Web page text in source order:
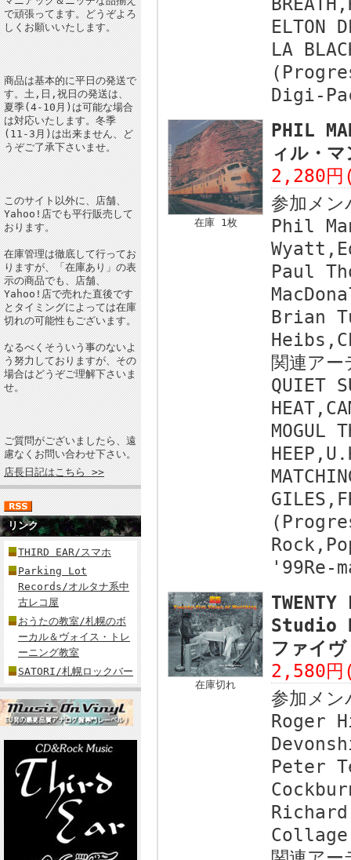
で頑張ってます。どうぞよろ
しくお願いいたします。
商品は基本的に平日の発送で
す。土,日,祝日の発送は、
夏季(4-10月)は可能な場合
は対応いたします。冬季
(11-3月)は出来ません、ど
うぞご了承下さいませ。
このサイト以外に、店舗、
Yahoo!店でも平行販売して
おります。
在庫管理は徹底して行ってお
りますが、「在庫あり」の表
示の商品でも、店舗、
Yahoo!店で売れた直後です
とタイミングによっては在庫
切れの可能性もございます。
なるべくそういう事のないよ
う努力しておりますが、その
場合はどうぞご理解下さいま
せ。
ご質問がございましたら、遠
慮なくお問い合わせ下さい。
店長日記はこちら >>
リンク
THIRD EAR/スマホ
Parking Lot
Records/オルタナ系中
古レコ屋
おうたの教室/札幌のボ
ーカル＆ヴォイス・トレ
ーニング教室
SATORI/札幌ロックバー
ELTON
LA
Digi-
在庫 1枚
PHIL
ィル・
2,280円
参加メン
Phil
Paul
Brian
関連アー
QUIET
MOGUL
在庫切れ
Studio
ファイ
2,580円
参加メン
Roger
Peter